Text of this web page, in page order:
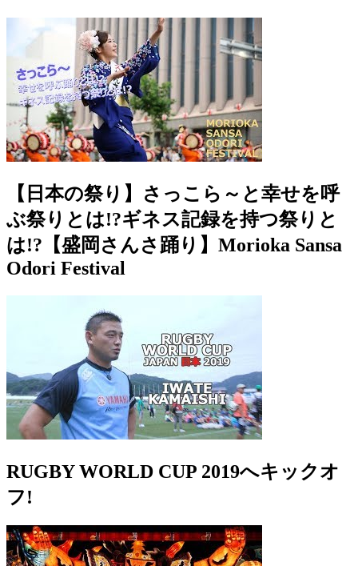
【日本の祭り】さっこら～と幸せを呼
ぶ祭りとは!?ギネス記録を持つ祭りと
は!?【盛岡さんさ踊り】Morioka Sansa
Odori Festival
RUGBY WORLD CUP 2019へキックオ
フ!